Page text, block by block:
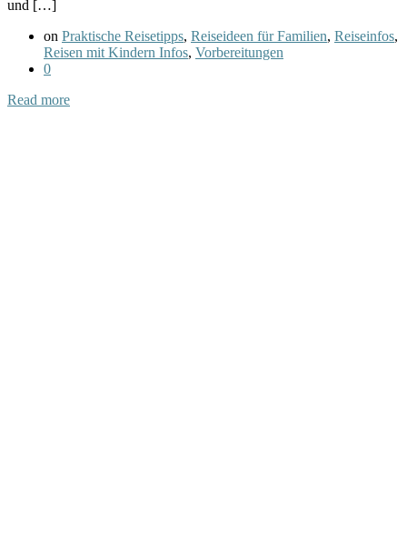
und […]
on Praktische Reisetipps, Reiseideen für Familien, Reiseinfos,
Reisen mit Kindern Infos, Vorbereitungen
0
Read more